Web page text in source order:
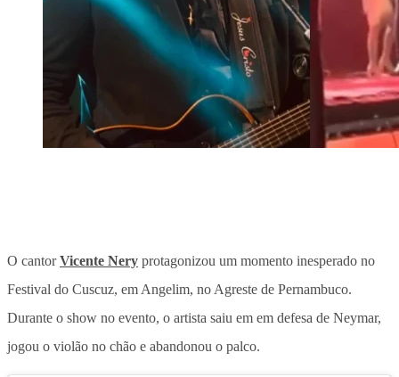
O cantorVicente Nery protagonizou um momento inesperado no
Festival do Cuscuz, em Angelim, no Agreste de Pernambuco.
Durante o show no evento, o artista saiu em em defesa de Neymar,
jogou o violão no chão e abandonou o palco.